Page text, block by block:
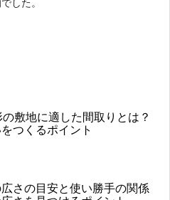
した。
敷地に適した間取りとは？
つくるポイント
さの目安と使い勝手の関係